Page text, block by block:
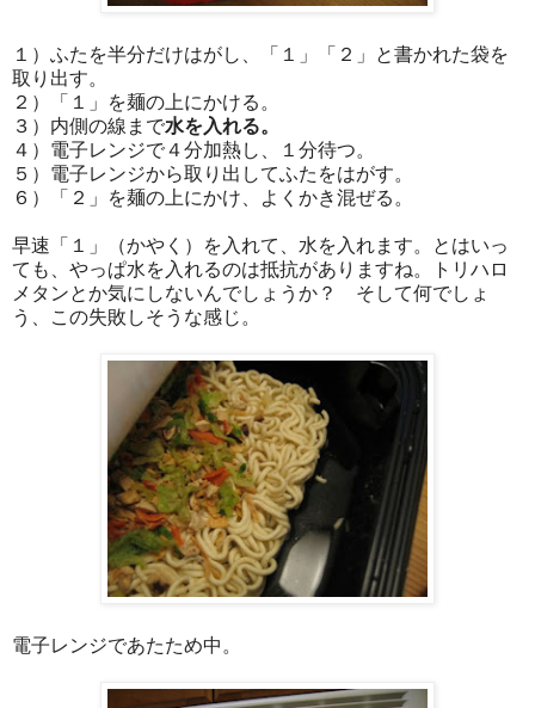
１）ふたを半分だけはがし、「１」「２」と書かれた袋を
取り出す。
２）「１」を麺の上にかける。
３）内側の線まで水を入れる。
４）電子レンジで４分加熱し、１分待つ。
５）電子レンジから取り出してふたをはがす。
６）「２」を麺の上にかけ、よくかき混ぜる。
早速「１」（かやく）を入れて、水を入れます。とはいっ
ても、やっぱ水を入れるのは抵抗がありますね。トリハロ
メタンとか気にしないんでしょうか？ そして何でしょ
う、この失敗しそうな感じ。
電子レンジであたため中。